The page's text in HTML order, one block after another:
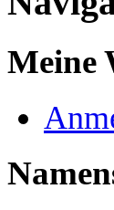
Meine